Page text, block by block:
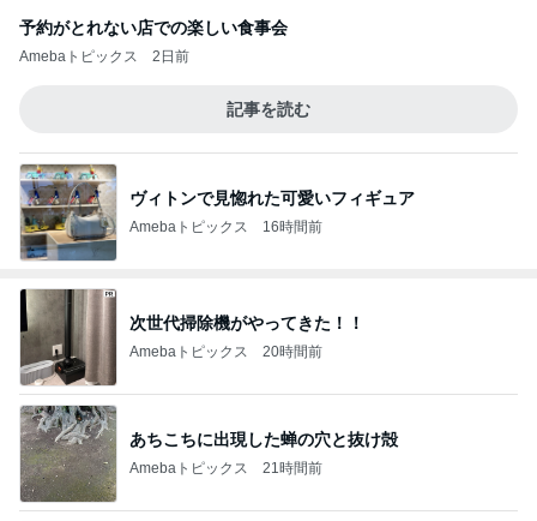
予約がとれない店での楽しい食事会
Amebaトピックス 2日前
記事を読む
ヴィトンで見惚れた可愛いフィギュア
Amebaトピックス 16時間前
次世代掃除機がやってきた！！
Amebaトピックス 20時間前
あちこちに出現した蝉の穴と抜け殻
Amebaトピックス 21時間前